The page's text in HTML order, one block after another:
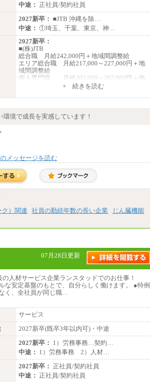
◆パート・アルバイト
時給制：最低時給額 1,050円～ ※勤務地によ
り異なる。
【エアサーブ】
月給223,000円～
・試用期間中も給与変更なし
中途： 正社員/契約社員
2027新卒： ■JTB 沖縄を除…
中途： ①埼玉、千葉、東京、神…
2027新卒：
■(株)JTB
総合職 月給242,000円＋地域間調整給
エリア総合職 月給217,000～227,000円＋地
域間調整給
個人専門職 月給202,000～202,000円＋地
※詳細はJTBキャリアサイトよりご確認くだ
さい。
■(株)JTB商事
総合職 月給208,000～235,000円
■(株)JTBパブリッシング ※2027年新卒募集
終了
総合職 月給271,000円
整給
※詳細はJTBキャリアサイトよりご確認くだ
■(株)JTBコミュニケーションデザイン
総合職 月給230,000円
みなし残業手当：20,000円（一律支給）※
みなし残業手当の残業時間は10.43時間。
※超過勤務手当：みなし残業時間を超える
残業時間に応じて、時間外手当等を支給。
※超過勤務手当：残業時間については全額
時間外手当を支給。
■（株）JTBグローバルマーケティング＆トラ
ベル
総合職 月給242,000円＋地域間調整給
訪日事業職 月給202,000～227,000円＋地域
間調整給
※詳細はJTBキャリアサイトよりご確認くだ
さい。
+ 続きを読む
環境で成長を実感しています！
メッセージを読む
）関連 社員の勤続年数の長い企業
じん臓機能
07月28日更新
の人材サービス企業ランスタッドでのお仕事！
な安定基盤のもとで、自分らしく働けます。 ●特例
く、全社員が同じ職…
サービス
2027新卒(既卒3年以内可)・中途
2027新卒： 1）労務事務…契約…
中途： 1）労務事務 2）人材…
2027新卒： 正社員/契約社員
中途： 正社員/契約社員